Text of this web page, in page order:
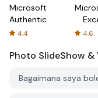
Microsoft
Authenticator
4.4 4.6
Photo SlideShow &